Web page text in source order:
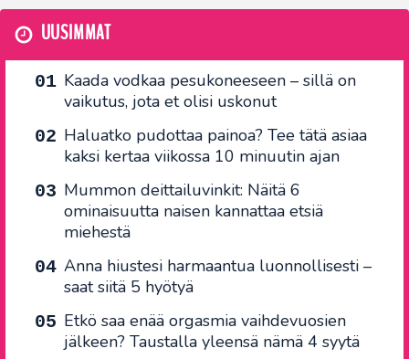
UUSIMMAT
Kaada vodkaa pesukoneeseen – sillä on
vaikutus, jota et olisi uskonut
Haluatko pudottaa painoa? Tee tätä asiaa
kaksi kertaa viikossa 10 minuutin ajan
Mummon deittailuvinkit: Näitä 6
ominaisuutta naisen kannattaa etsiä
miehestä
Anna hiustesi harmaantua luonnollisesti –
saat siitä 5 hyötyä
Etkö saa enää orgasmia vaihdevuosien
jälkeen? Taustalla yleensä nämä 4 syytä